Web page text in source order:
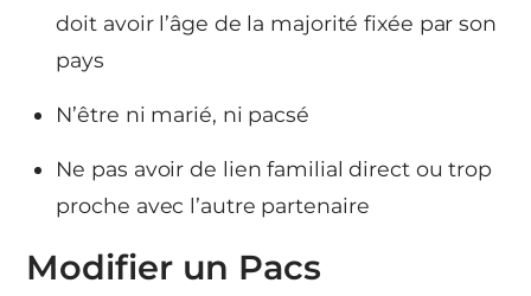
doit avoir l’âge de la majorité fixée par son
pays
N’être ni marié, ni pacsé
Ne pas avoir de lien familial direct ou trop
proche avec l’autre partenaire
Modifier un Pacs